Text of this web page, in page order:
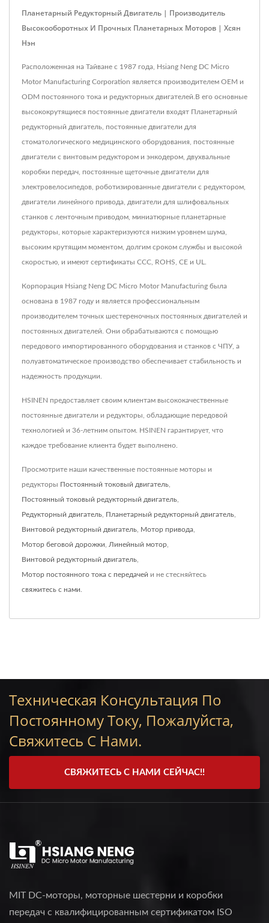
Планетарный Редукторный Двигатель | Производитель
Высокооборотных И Прочных Планетарных Моторов | Хсян
Нэн
Расположенная на Тайване с 1987 года, Hsiang Neng DC Micro
Motor Manufacturing Corporation является производителем OEM и
ODM постоянного тока и редукторных двигателей.В его основные
высококрутящиеся постоянные двигатели входят Планетарный
редукторный двигатель, постоянные двигатели для
стоматологического медицинского оборудования, постоянные
двигатели с винтовым редуктором и энкодером, двухвальные
коробки передач, постоянные щеточные двигатели для
электровелосипедов, роботизированные двигатели с редуктором,
двигатели линейного привода, двигатели для шлифовальных
станков с ленточным приводом, миниатюрные планетарные
редукторы, которые характеризуются низким уровнем шума,
высоким крутящим моментом, долгим сроком службы и высокой
скоростью, и имеют сертификаты CCC, ROHS, CE и UL.
Корпорация Hsiang Neng DC Micro Motor Manufacturing была
основана в 1987 году и является профессиональным
производителем точных шестереночных постоянных двигателей и
постоянных двигателей. Они обрабатываются с помощью
передового импортированного оборудования и станков с ЧПУ, а
полуавтоматическое производство обеспечивает стабильность и
надежность продукции.
HSINEN предоставляет своим клиентам высококачественные
постоянные двигатели и редукторы, обладающие передовой
технологией и 36-летним опытом. HSINEN гарантирует, что
каждое требование клиента будет выполнено.
Просмотрите наши качественные постоянные моторы и
редукторы Постоянный токовый двигатель
Постоянный токовый редукторный двигатель
Редукторный двигатель Планетарный редукторный двигатель
Винтовой редукторный двигатель Мотор привода
Мотор беговой дорожки Линейный мотор
Винтовой редукторный двигатель
Мотор постоянного тока с передачей и не стесняйтесь
свяжитесь с нами
Техническая Консультация По
Постоянному Току, Пожалуйста,
Свяжитесь С Нами.
СВЯЖИТЕСЬ С НАМИ СЕЙЧАС!!
MIT DC-моторы, моторные шестерни и коробки
передач с квалифицированным сертификатом ISO